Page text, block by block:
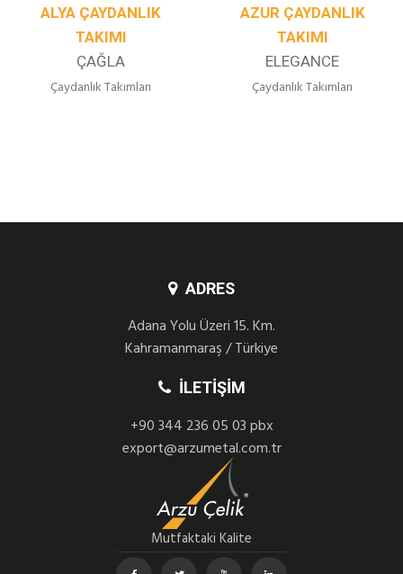
ALYA ÇAYDANLIK
TAKIMI
ÇAĞLA
Çaydanlık Takımları
AZUR ÇAYDANLIK
TAKIMI
ELEGANCE
Çaydanlık Takımları
ADRES
Adana Yolu Üzeri 15. Km.
Kahramanmaraş / Türkiye
İLETIŞIM
+90 344 236 05 03 pbx
export@arzumetal.com.tr
Mutfaktaki Kalite